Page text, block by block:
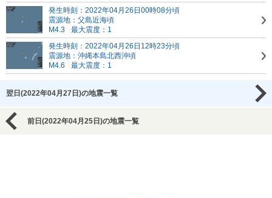
発生時刻：2022年04月26日00時08分頃
震源地：父島近海頃
M4.3
最大震度：1
発生時刻：2022年04月26日12時23分頃
震源地：沖縄本島北西沖頃
M4.6
最大震度：1
翌日(2022年04月27日)の地震一覧
前日(2022年04月25日)の地震一覧